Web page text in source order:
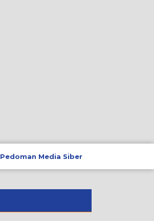
Pedoman Media Siber